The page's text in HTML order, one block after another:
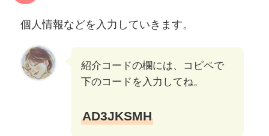
個人情報などを入力していきます。
紹介コードの欄には、コピペで
下のコードを入力してね。
AD3JKSMH